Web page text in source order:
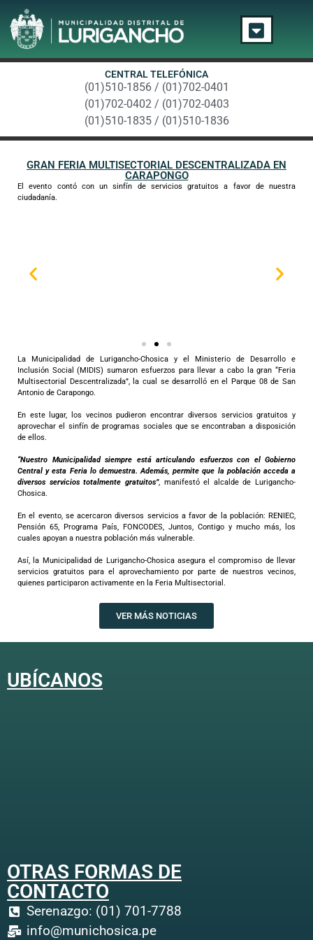
CENTRAL TELEFÓNICA
(01)510-1856 / (01)702-0401
(01)702-0402 / (01)702-0403
(01)510-1835 / (01)510-1836
GRAN FERIA MULTISECTORIAL DESCENTRALIZADA EN
CARAPONGO
El evento contó con un sinfín de servicios gratuitos a favor de nuestra
ciudadanía.
La Municipalidad de Lurigancho-Chosica y el Ministerio de Desarrollo e
Inclusión Social (MIDIS) sumaron esfuerzos para llevar a cabo la gran “Feria
Multisectorial Descentralizada”, la cual se desarrolló en el Parque 08 de San
Antonio de Carapongo.
En este lugar, los vecinos pudieron encontrar diversos servicios gratuitos y
aprovechar el sinfín de programas sociales que se encontraban a disposición
de ellos.
“Nuestro Municipalidad siempre está articulando esfuerzos con el Gobierno
Central y esta Feria lo demuestra. Además, permite que la población acceda a
diversos servicios totalmente gratuitos”, manifestó el alcalde de Lurigancho-
Chosica.
En el evento, se acercaron diversos servicios a favor de la población: RENIEC,
Pensión 65, Programa País, FONCODES, Juntos, Contigo y mucho más, los
cuales apoyan a nuestra población más vulnerable.
Así, la Municipalidad de Lurigancho-Chosica asegura el compromiso de llevar
servicios gratuitos para el aprovechamiento por parte de nuestros vecinos,
quienes participaron activamente en la Feria Multisectorial.
VER MÁS NOTICIAS
UBÍCANOS
OTRAS FORMAS DE
CONTACTO
Serenazgo: (01) 701-7788
info@munichosica.pe